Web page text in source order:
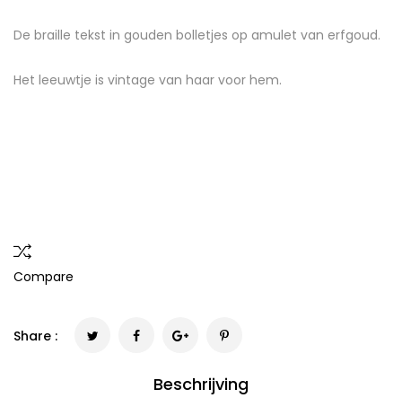
De braille tekst in gouden bolletjes op amulet van erfgoud.
Het leeuwtje is vintage van haar voor hem.
Compare
Share :
Beschrijving